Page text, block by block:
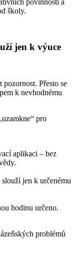
školy.
jen k výuce
Přesto se
k nevhodnému
pro
aplikaci – bez
jen k určenému
hodinu určeno.
problémů